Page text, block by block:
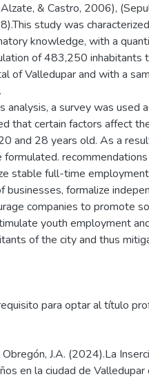
& Castro, 2006),
study was
knowledge, with a
of 483,250 inhabitants
of Valledupar and with a
analysis, a survey was used
that certain factors affect
and 28 years old. As a
stable full-time
businesses, formalize
companies to promote
youth employment
of the city and thus
para optar al título
J.A. (2024).La
en la ciudad de